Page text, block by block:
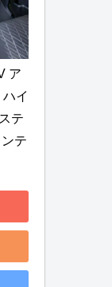
ア
イ
テ
テ